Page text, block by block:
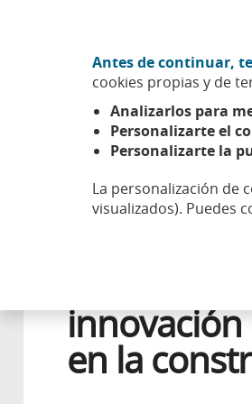
Antes de continuar,
cookies propias y de
Analizarlos para
Personalizarte el
Personalizarte la
La personalización de
visualizados). Puedes
Esfera Emprender
27 NOVIEMBRE 2025
en la